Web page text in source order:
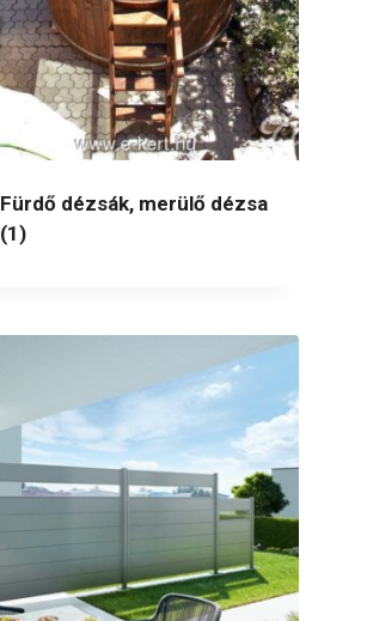
Fürdő dézsák, merülő dézsa
(1)